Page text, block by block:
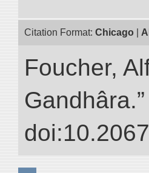
Citation Format: Chicago
Foucher,